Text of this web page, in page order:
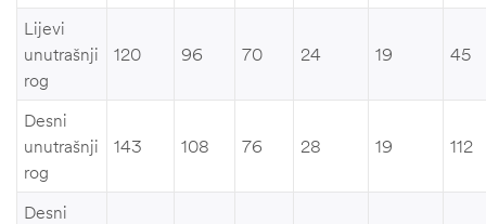
Lijevi
unutrašnji
rog
120 96 70 24 19 45
Desni
unutrašnji
rog
143 108 76 28 19 112
Desni